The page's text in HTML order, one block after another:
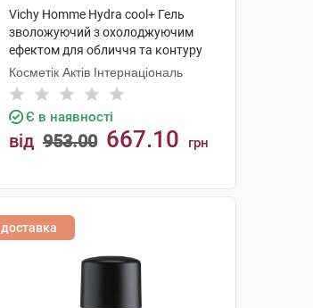
Vichy Homme Hydra cool+ Гель
зволожуючий з охолоджуючим
ефектом для обличчя та контуру
очей 50 мл 1 туба
Косметік Актів Інтернаціональ
Є в наявності
від 953.00 667.10 грн
доставка